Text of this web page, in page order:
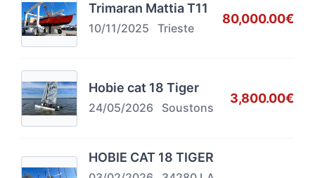
Trimaran Mattia T11
10/11/2025 Trieste
80,000.00€
Hobie cat 18 Tiger
24/05/2026 Soustons
3,800.00€
HOBIE CAT 18 TIGER